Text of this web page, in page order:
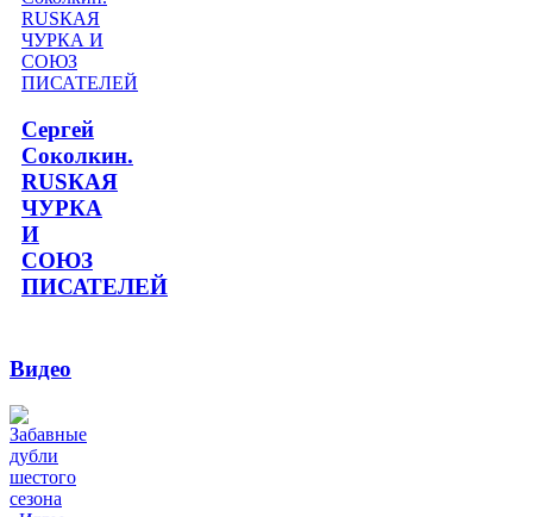
Сергей
Соколкин.
RUSКАЯ
ЧУРКА
И
СОЮЗ
ПИСАТЕЛЕЙ
Видео